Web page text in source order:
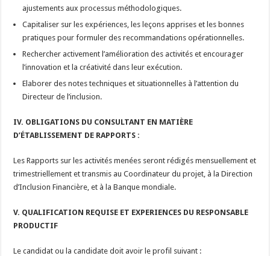
ajustements aux processus méthodologiques.
Capitaliser sur les expériences, les leçons apprises et les bonnes
pratiques pour formuler des recommandations opérationnelles.
Rechercher activement l’amélioration des activités et encourager
l’innovation et la créativité dans leur exécution.
Elaborer des notes techniques et situationnelles à l’attention du
Directeur de l’inclusion.
IV. OBLIGATIONS DU CONSULTANT EN MATIÈRE
D’ÉTABLISSEMENT DE RAPPORTS :
Les Rapports sur les activités menées seront rédigés mensuellement et
trimestriellement et transmis au Coordinateur du projet, à la Direction
d’Inclusion Financière, et à la Banque mondiale.
V. QUALIFICATION REQUISE ET EXPERIENCES DU RESPONSABLE
PRODUCTIF
Le candidat ou la candidate doit avoir le profil suivant :